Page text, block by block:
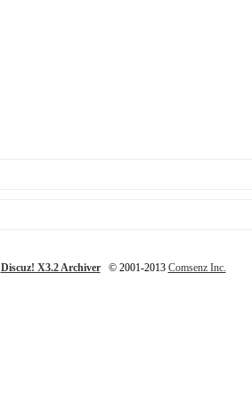
Discuz! X3.2 Archiver© 2001-2013 Comsenz Inc.